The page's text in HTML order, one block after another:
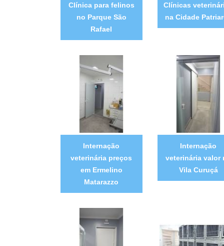
Clínica para felinos
no Parque São
Rafael
Clínicas
na Cidade
Internação
veterinária preços
em Ermelino
Matarazzo
Internação
veterinária valor
Vila Curuçá